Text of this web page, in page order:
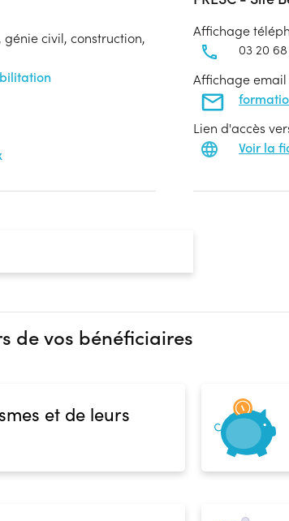
civil, construction,
Affichage
03 20
Affichage
Lien d'accès
Voir la
de vos bénéficiaires
et de leurs